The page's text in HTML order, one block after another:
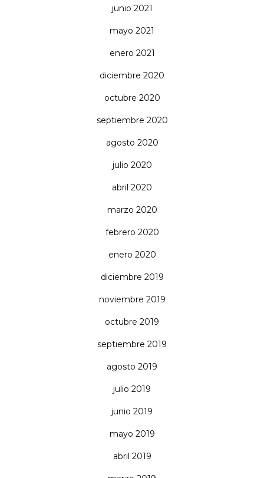
junio 2021
mayo 2021
enero 2021
diciembre 2020
octubre 2020
septiembre 2020
agosto 2020
julio 2020
abril 2020
marzo 2020
febrero 2020
enero 2020
diciembre 2019
noviembre 2019
octubre 2019
septiembre 2019
agosto 2019
julio 2019
junio 2019
mayo 2019
abril 2019